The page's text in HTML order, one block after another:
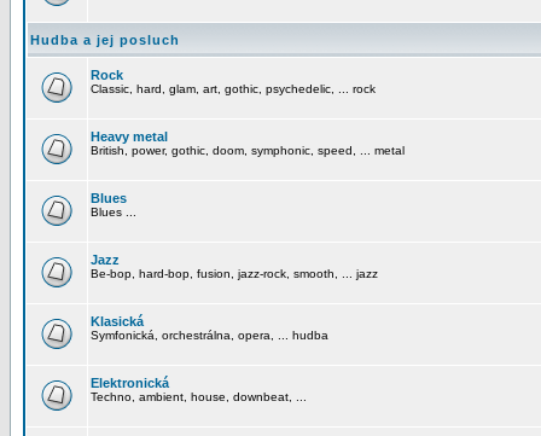
Hudba a jej posluch
Rock
Classic, hard, glam, art, gothic, psychedelic, ... rock
Heavy metal
British, power, gothic, doom, symphonic, speed, ... metal
Blues
Blues ...
Jazz
Be-bop, hard-bop, fusion, jazz-rock, smooth, ... jazz
Klasická
Symfonická, orchestrálna, opera, ... hudba
Elektronická
Techno, ambient, house, downbeat, ...